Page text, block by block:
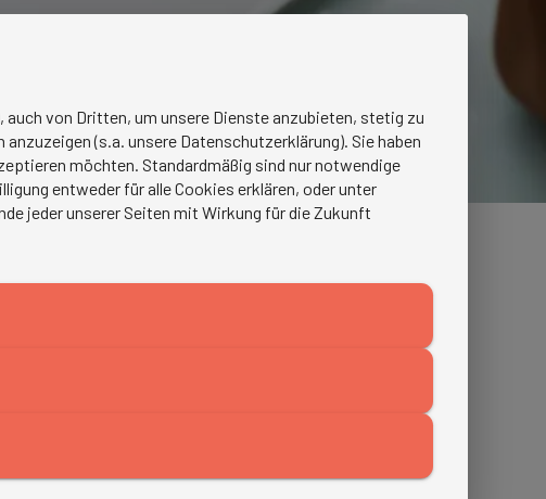
auch von Dritten, um unsere Dienste anzubieten, stetig zu
(s.a. unsere Datenschutzerklärung). Sie haben
möchten. Standardmäßig sind nur notwendige
entweder für alle Cookies erklären, oder unter
jeder unserer Seiten mit Wirkung für die Zukunft